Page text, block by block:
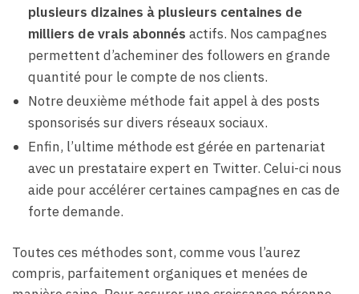
plusieurs dizaines à plusieurs centaines de
milliers de vrais abonnés actifs. Nos campagnes
permettent d’acheminer des followers en grande
quantité pour le compte de nos clients.
Notre deuxième méthode fait appel à des posts
sponsorisés sur divers réseaux sociaux.
Enfin, l’ultime méthode est gérée en partenariat
avec un prestataire expert en Twitter. Celui-ci nous
aide pour accélérer certaines campagnes en cas de
forte demande.
Toutes ces méthodes sont, comme vous l’aurez
compris, parfaitement organiques et menées de